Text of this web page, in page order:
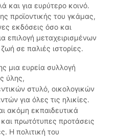
και για ευρύτερο κοινό.
προϊοντικής του γκάμας,
εκδόσεις όσο και
επιλογή μεταχειρισμένων
σε παλιές ιστορίες.
μια ευρεία συλλογή
ύλης,
στυλό, οικολογικών
για όλες τις ηλικίες.
ακόμη εκπαιδευτικά
και πρωτότυπες προτάσεις
Η πολιτική του